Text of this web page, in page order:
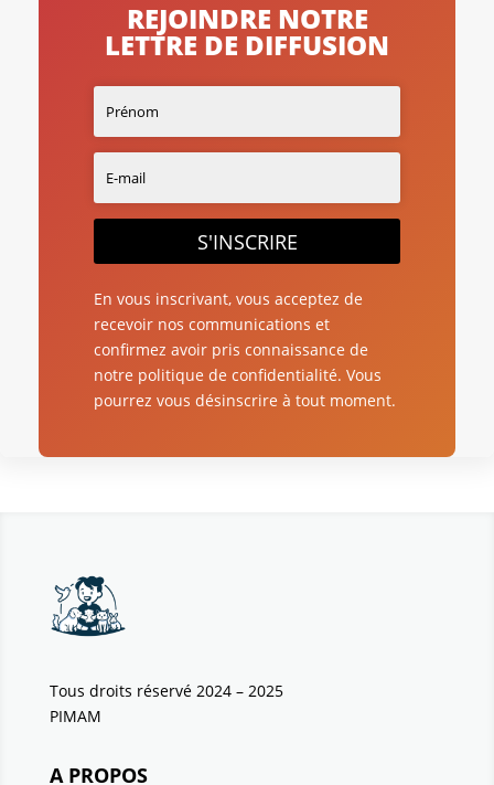
REJOINDRE NOTRE
LETTRE DE DIFFUSION
S'INSCRIRE
En vous inscrivant, vous acceptez de
recevoir nos communications et
confirmez avoir pris connaissance de
notre politique de confidentialité. Vous
pourrez vous désinscrire à tout moment.
Tous droits réservé 2024 – 2025
PIMAM
A PROPOS